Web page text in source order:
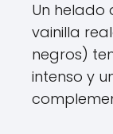
Un helado
vainilla
negros)
intenso y